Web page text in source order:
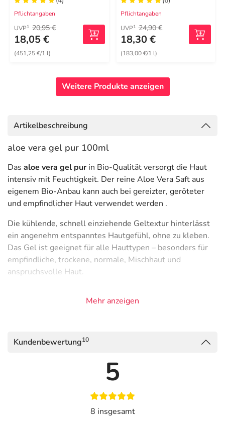
Pflichtangaben
UVP1 20,95 €
18,05 €
(451,25 €/1 l)
Pflichtangaben
UVP1 24,90 €
18,30 €
(183,00 €/1 l)
Weitere Produkte anzeigen
Artikelbeschreibung
aloe vera gel pur 100ml
Das aloe vera gel pur in Bio-Qualität versorgt die Haut
intensiv mit Feuchtigkeit. Der reine Aloe Vera Saft aus
eigenem Bio-Anbau kann auch bei gereizter, geröteter
und empfindlicher Haut verwendet werden .
Die kühlende, schnell einziehende Geltextur hinterlässt
ein angenehm entspanntes Hautgefühl, ohne zu kleben.
Das Gel ist geeignet für alle Hauttypen – besonders für
empfindliche, trockene, normale, Mischhaut und
anspruchsvolle Haut.
Feuchtigkeitspflege bei trockener oder strapazierter
SOS-Pflege bei Spannungsgefühl und Hautirritationen
Leichte Gesichtspflege für jeden Hauttyp
Das Aloe Vera Gel ohne Duftstoffe ist vielseitig
einsetzbar für Gesicht und Körper und eignet sich für
Mehr anzeigen
Kundenbewertung10
5
8 insgesamt